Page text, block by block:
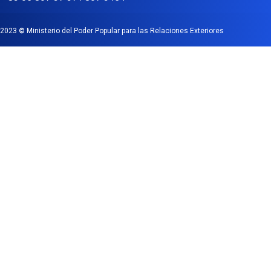
2023 © Ministerio del Poder Popular para las Relaciones Exteriores